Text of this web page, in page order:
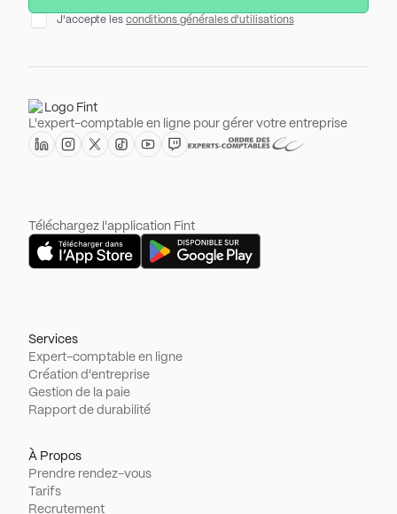
J'accepte les conditions générales d'utilisations
L'expert-comptable en ligne pour gérer votre entreprise
Téléchargez l'application Fint
Services
Expert-comptable en ligne
Création d'entreprise
Gestion de la paie
Rapport de durabilité
À Propos
Prendre rendez-vous
Tarifs
Recrutement